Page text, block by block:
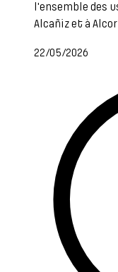
l'ensemble des
Alcañiz et à
22/05/2026